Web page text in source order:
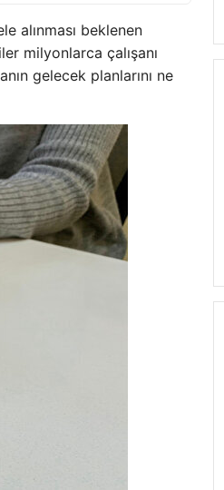
alınması beklenen
milyonlarca çalışanı
gelecek planlarını ne